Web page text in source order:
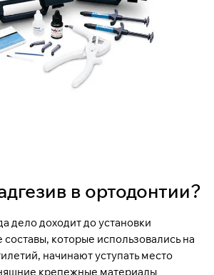
в ортодонтии?
дело доходит до установки
которые использовались на
начинают уступать место
крепежные материалы